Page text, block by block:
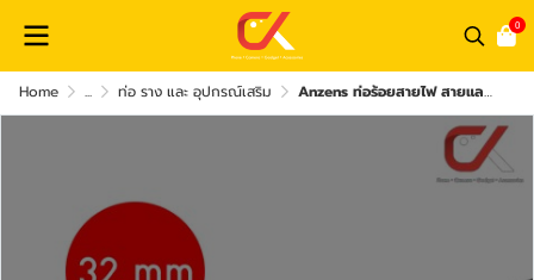
0
Home ... ท่อ ราง และ อุปกรณ์เสริม Anzens ท่อร้อยสายไฟ สายแลน ท่อ uPVC สีดำ ยาว 2.9 เมตร ขนาด 16/20/25/32 มม. ท่อคุณภาพดี